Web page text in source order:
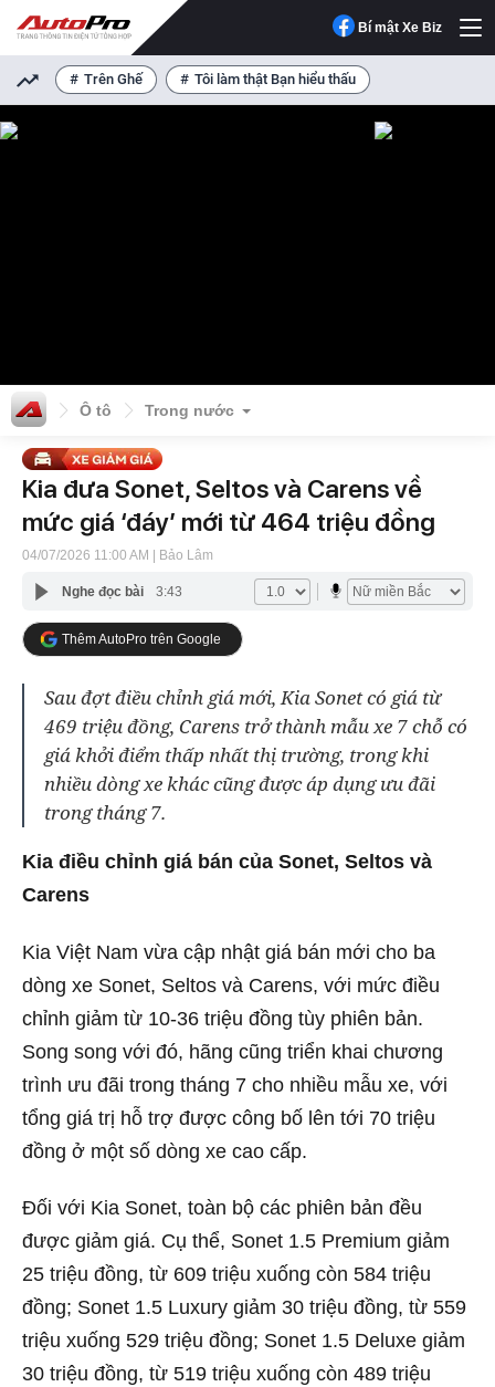
Bí mật Xe Biz
Trên Ghế Tôi làm thật Bạn hiểu thấu
Ô tô Trong nước
Kia đưa Sonet, Seltos và Carens về
mức giá ‘đáy’ mới từ 464 triệu đồng
04/07/2026 11:00 AM | Bảo Lâm
Nghe đọc bài 3:43
Thêm AutoPro trên Google
Sau đợt điều chỉnh giá mới, Kia Sonet có giá từ
469 triệu đồng, Carens trở thành mẫu xe 7 chỗ có
giá khởi điểm thấp nhất thị trường, trong khi
nhiều dòng xe khác cũng được áp dụng ưu đãi
trong tháng 7.
Kia điều chỉnh giá bán của Sonet, Seltos và
Carens
Kia Việt Nam vừa cập nhật giá bán mới cho ba
dòng xe Sonet, Seltos và Carens, với mức điều
chỉnh giảm từ 10-36 triệu đồng tùy phiên bản.
Song song với đó, hãng cũng triển khai chương
trình ưu đãi trong tháng 7 cho nhiều mẫu xe, với
tổng giá trị hỗ trợ được công bố lên tới 70 triệu
đồng ở một số dòng xe cao cấp.
Đối với Kia Sonet, toàn bộ các phiên bản đều
được giảm giá. Cụ thể, Sonet 1.5 Premium giảm
25 triệu đồng, từ 609 triệu xuống còn 584 triệu
đồng; Sonet 1.5 Luxury giảm 30 triệu đồng, từ 559
triệu xuống 529 triệu đồng; Sonet 1.5 Deluxe giảm
30 triệu đồng, từ 519 triệu xuống còn 489 triệu